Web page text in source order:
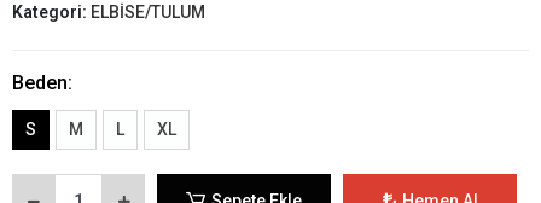
Kategori: ELBİSE/TULUM
Beden:
S M L XL